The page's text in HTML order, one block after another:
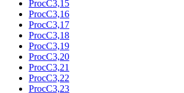
ProcC3,15
ProcC3,16
ProcC3,17
ProcC3,18
ProcC3,19
ProcC3,20
ProcC3,21
ProcC3,22
ProcC3,23